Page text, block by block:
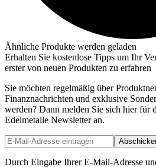
Ähnliche Produkte werden geladen
Erhalten Sie kostenlose Tipps um Ihr
erster von neuen Produkten zu erfahren
Sie möchten regelmäßig über
Finanznachrichten und exklusive
werden? Dann melden Sie sich hier für
Edelmetalle Newsletter an.
Durch Eingabe Ihrer E-Mail-Adresse